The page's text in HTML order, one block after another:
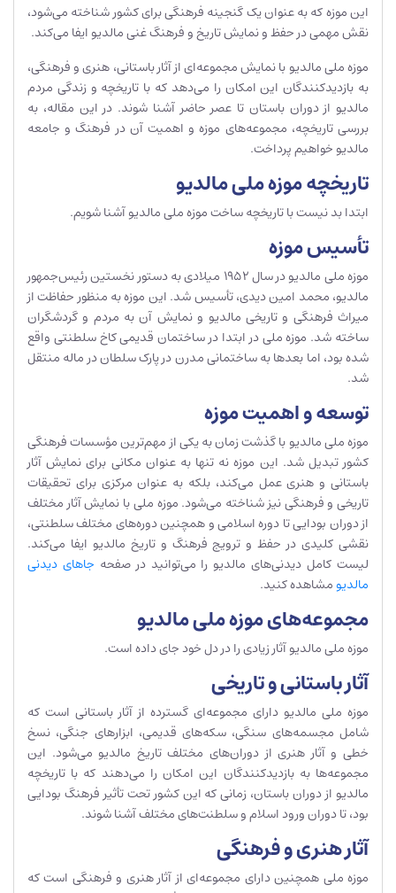
این موزه که به عنوان یک گنجینه فرهنگی برای کشور شناخته می‌شود،
نقش مهمی در حفظ و نمایش تاریخ و فرهنگ غنی مالدیو ایفا می‌کند.
موزه ملی مالدیو با نمایش مجموعه‌ای از آثار باستانی، هنری و فرهنگی،
به بازدیدکنندگان این امکان را می‌دهد که با تاریخچه و زندگی مردم
مالدیو از دوران باستان تا عصر حاضر آشنا شوند. در این مقاله، به
بررسی تاریخچه، مجموعه‌های موزه و اهمیت آن در فرهنگ و جامعه
مالدیو خواهیم پرداخت.
تاریخچه موزه ملی مالدیو
ابتدا بد نیست با تاریخچه ساخت موزه ملی مالدیو آشنا شویم.
تأسیس موزه
موزه ملی مالدیو در سال 1952 میلادی به دستور نخستین رئیس‌جمهور
مالدیو، محمد امین دیدی، تأسیس شد. این موزه به منظور حفاظت از
میراث فرهنگی و تاریخی مالدیو و نمایش آن به مردم و گردشگران
ساخته شد. موزه ملی در ابتدا در ساختمان قدیمی کاخ سلطنتی واقع
شده بود، اما بعدها به ساختمانی مدرن در پارک سلطان در ماله منتقل
شد.
توسعه و اهمیت موزه
موزه ملی مالدیو با گذشت زمان به یکی از مهم‌ترین مؤسسات فرهنگی
کشور تبدیل شد. این موزه نه تنها به عنوان مکانی برای نمایش آثار
باستانی و هنری عمل می‌کند، بلکه به عنوان مرکزی برای تحقیقات
تاریخی و فرهنگی نیز شناخته می‌شود. موزه ملی با نمایش آثار مختلف
از دوران بودایی تا دوره اسلامی و همچنین دوره‌های مختلف سلطنتی،
نقشی کلیدی در حفظ و ترویج فرهنگ و تاریخ مالدیو ایفا می‌کند.
لیست کامل دیدنی‌‌های مالدیو را می‌توانید در صفحه جاهای دیدنی
مالدیومشاهده کنید.
مجموعه‌های موزه ملی مالدیو
موزه ملی مالدیو آثار زیادی را در دل خود جای داده است.
آثار باستانی و تاریخی
موزه ملی مالدیو دارای مجموعه‌ای گسترده از آثار باستانی است که
شامل مجسمه‌های سنگی، سکه‌های قدیمی، ابزارهای جنگی، نسخ
خطی و آثار هنری از دوران‌های مختلف تاریخ مالدیو می‌شود. این
مجموعه‌ها به بازدیدکنندگان این امکان را می‌دهند که با تاریخچه
مالدیو از دوران باستان، زمانی که این کشور تحت تأثیر فرهنگ بودایی
بود، تا دوران ورود اسلام و سلطنت‌های مختلف آشنا شوند.
آثار هنری و فرهنگی
موزه ملی همچنین دارای مجموعه‌ای از آثار هنری و فرهنگی است که